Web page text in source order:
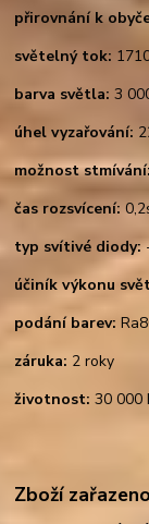
přirovnání k
světelný tok:
barva světla: 3
úhel vyzařování:
možnost
čas rozsvícení:
typ svítivé diody:
účiník výkonu
podání barev:
záruka: 2 roky
životnost: 30 000
Zboží